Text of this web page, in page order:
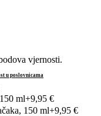
vjernosti.
u poslovnicama
ml+9,95 €
150 ml+9,95 €